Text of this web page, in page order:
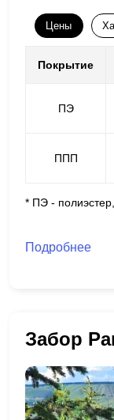
Цены
Покрытие
ПЭ
ППП
* ПЭ -
Подробнее
Забор